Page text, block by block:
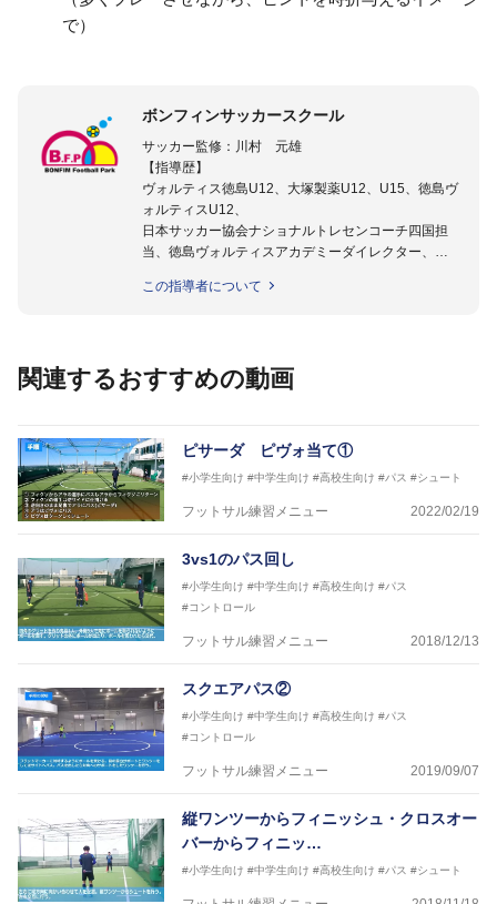
で）
ボンフィンサッカースクール
サッカー監修：川村 元雄
【指導歴】
ヴォルティス徳島U12、大塚製薬U12、U15、徳島ヴ
ォルティスU12、
日本サッカー協会ナショナルトレセンコーチ四国担
当、徳島ヴォルティスアカデミーダイレクター、
日本サッカー協会公認B級養成講習会インストラクタ
協会公認キッズリーダーチーフインストラクター
【指導歴】
FリーグU23選抜監督、ミャンマー女子フットサル代
表監督
日本サッカー協会フットサルインストラクター、AFC
（アジアサッカー連盟）フットサルインストラクター
JFA公認A級コーチジェネラルライセンス・JFA公認フ
ットサルB級コーチライセンス
横山 哲久
【資格】
日本サッカー協会公認B級ライセンス・日本サッカー
協会公認フットサルB級ライセンス
※全コーチボンフィンサッカースクール所属
この指導者について
関連するおすすめの動画
ピサーダ ピヴォ当て①
#小学生向け #中学生向け #高校生向け #パス #シュート
フットサル練習メニュー 2022/02/19
3vs1のパス回し
#小学生向け #中学生向け #高校生向け #パス
#コントロール
フットサル練習メニュー 2018/12/13
スクエアパス②
#小学生向け #中学生向け #高校生向け #パス
#コントロール
フットサル練習メニュー 2019/09/07
縦ワンツーからフィニッシュ・クロスオー
バーからフィニッ…
#小学生向け #中学生向け #高校生向け #パス #シュート